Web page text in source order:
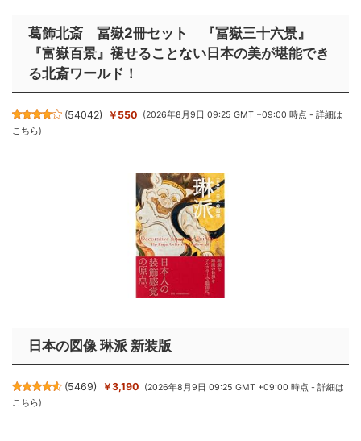
葛飾北斎 冨嶽2冊セット 『冨嶽三十六景』
『富嶽百景』褪せることない日本の美が堪能でき
る北斎ワールド！
(54042) ￥550 (2026年8月9日 09:25 GMT +09:00 時点 -詳細は
こちら)
日本の図像 琳派 新装版
(5469) ￥3,190 (2026年8月9日 09:25 GMT +09:00 時点 -詳細は
こちら)